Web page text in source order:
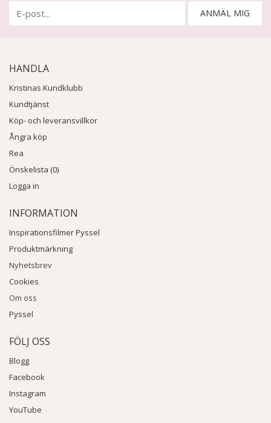
ANMÄL MIG
HANDLA
Kristinas Kundklubb
Kundtjänst
Köp- och leveransvillkor
Ångra köp
Rea
Önskelista (0)
Logga in
INFORMATION
Inspirationsfilmer Pyssel
Produktmärkning
Nyhetsbrev
Cookies
Om oss
Pyssel
FÖLJ OSS
Blogg
Facebook
Instagram
YouTube